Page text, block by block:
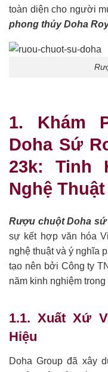
toàn diện cho người
phong thủy Doha
1. Khám
Doha Sứ
23k: Tinh
Nghệ Thuật
Rượu chuột Doha sứ
sự kết hợp văn hóa
nghệ thuật và ý nghĩa
tạo nên bởi Công ty
năm kinh nghiệm
1.1. Xuất Xứ
Hiệu
Doha Group đã xây